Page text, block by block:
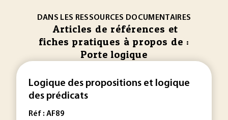
DANS LES RESSOURCES DOCUMENTAIRES
Articles de références et
fiches pratiques à propos de :
Porte logique
Logique des propositions et logique
des prédicats
Réf : AF89